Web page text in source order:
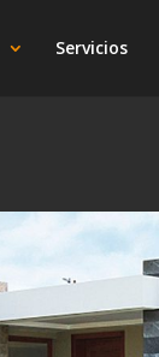
Servicios